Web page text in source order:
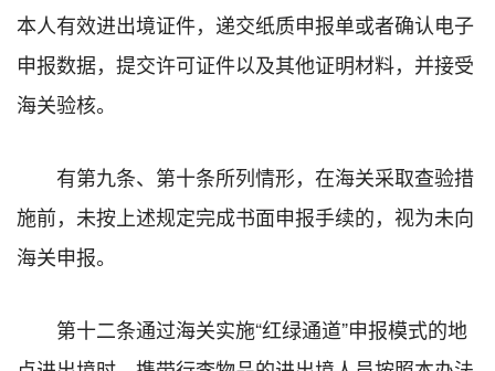
本人有效进出境证件，递交纸质申报单或者确认电子
申报数据，提交许可证件以及其他证明材料，并接受
海关验核。
有第九条、第十条所列情形，在海关采取查验措
施前，未按上述规定完成书面申报手续的，视为未向
海关申报。
第十二条通过海关实施“红绿通道”申报模式的地